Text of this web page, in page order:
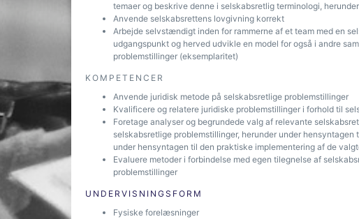
temaer og beskrive denne i selskabsretlig terminologi,
Anvende selskabsrettens lovgivning korrekt
Arbejde selvstændigt inden for rammerne af et team med en
udgangspunkt og herved udvikle en model for også i andre
problemstillinger (eksemplaritet)
KOMPETENCER
Anvende juridisk metode på selskabsretlige problemstillinger
Kvalificere og relatere juridiske problemstillinger i forhold til
Foretage analyser og begrundede valg af relevante
selskabsretlige problemstillinger, herunder under
under hensyntagen til den praktiske implementering af de
Evaluere metoder i forbindelse med egen tilegnelse af
problemstillinger
UNDERVISNINGSFORM
Fysiske forelæsninger